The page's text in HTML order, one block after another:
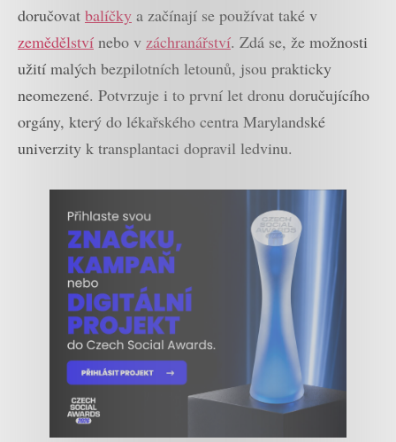
doručovat balíčky a začínají se používat také v
zemědělství nebo v záchranářství. Zdá se, že možnosti
užití malých bezpilotních letounů, jsou prakticky
neomezené. Potvrzuje i to první let dronu doručujícího
orgány, který do lékařského centra Marylandské
univerzity k transplantaci dopravil ledvinu.